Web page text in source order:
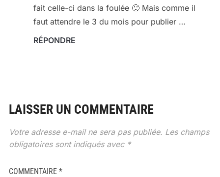
fait celle-ci dans la foulée 🙂 Mais comme il
faut attendre le 3 du mois pour publier …
RÉPONDRE
LAISSER UN COMMENTAIRE
Votre adresse e-mail ne sera pas publiée. Les champs
obligatoires sont indiqués avec *
COMMENTAIRE *